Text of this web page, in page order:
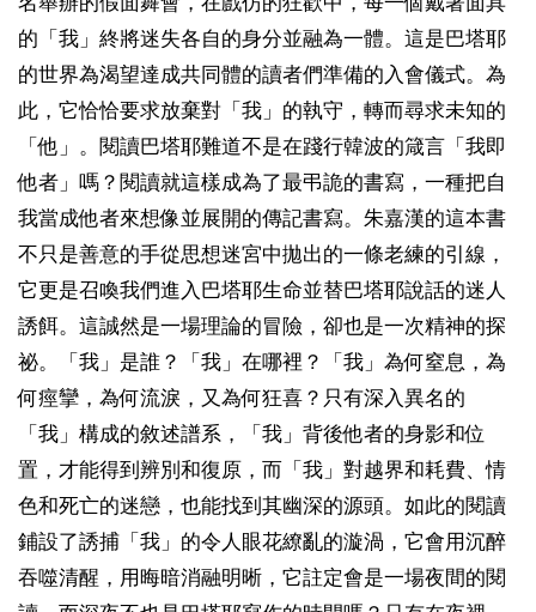
的「我」終將迷失各自的身分並融為一體。這是巴塔耶
的世界為渴望達成共同體的讀者們準備的入會儀式。為
此，它恰恰要求放棄對「我」的執守，轉而尋求未知的
「他」。閱讀巴塔耶難道不是在踐行韓波的箴言「我即
他者」嗎？閱讀就這樣成為了最弔詭的書寫，一種把自
我當成他者來想像並展開的傳記書寫。朱嘉漢的這本書
不只是善意的手從思想迷宮中拋出的一條老練的引線，
它更是召喚我們進入巴塔耶生命並替巴塔耶說話的迷人
誘餌。這誠然是一場理論的冒險，卻也是一次精神的探
祕。「我」是誰？「我」在哪裡？「我」為何窒息，為
何痙攣，為何流淚，又為何狂喜？只有深入異名的
「我」構成的敘述譜系，「我」背後他者的身影和位
置，才能得到辨別和復原，而「我」對越界和耗費、情
色和死亡的迷戀，也能找到其幽深的源頭。如此的閱讀
鋪設了誘捕「我」的令人眼花繚亂的漩渦，它會用沉醉
吞噬清醒，用晦暗消融明晰，它註定會是一場夜間的閱